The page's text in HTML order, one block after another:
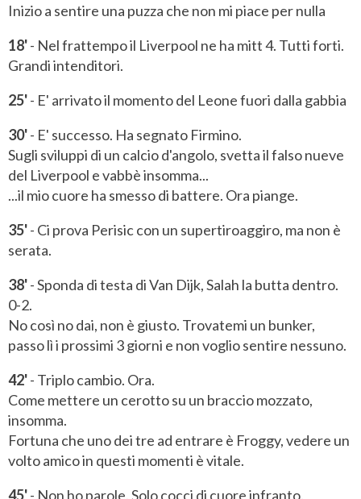
Inizio a sentire una puzza che non mi piace per nulla
18'- Nel frattempo il Liverpool ne ha mitt 4. Tutti forti.
Grandi intenditori.
25'- E' arrivato il momento del Leone fuori dalla gabbia
30'- E' successo. Ha segnato Firmino.
Sugli sviluppi di un calcio d'angolo, svetta il falso nueve
del Liverpool e vabbè insomma...
...il mio cuore ha smesso di battere. Ora piange.
35'- Ci prova Perisic con un supertiroaggiro, ma non è
serata.
38'- Sponda di testa di Van Dijk, Salah la butta dentro.
0-2.
No così no dai, non è giusto. Trovatemi un bunker,
passo lì i prossimi 3 giorni e non voglio sentire nessuno.
42'- Triplo cambio. Ora.
Come mettere un cerotto su un braccio mozzato,
insomma.
Fortuna che uno dei tre ad entrare è Froggy, vedere un
volto amico in questi momenti è vitale.
45'- Non ho parole. Solo cocci di cuore infranto.